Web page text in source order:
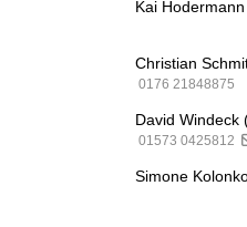
Kai
Christian
0176 21848875
David Windeck
01573 0425812
Simone